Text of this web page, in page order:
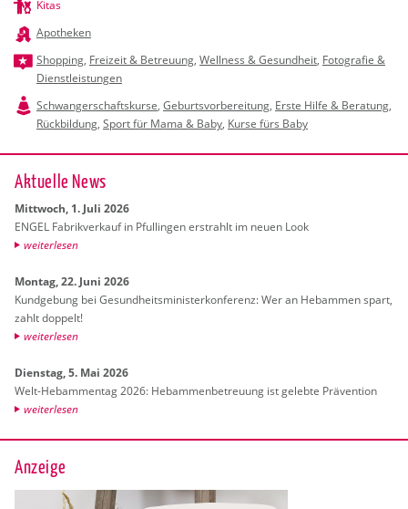
Kitas
Apotheken
Shopping, Freizeit & Betreuung, Wellness & Gesundheit, Fotografie &
Dienstleistungen
Schwangerschaftskurse, Geburtsvorbereitung, Erste Hilfe & Beratung,
Rückbildung, Sport für Mama & Baby, Kurse fürs Baby
Ak­tu­el­le News
Mitt­woch, 1. Juli 2026
ENGEL Fa­brik­ver­kauf in Pful­lin­gen er­strahlt im neuen Look
wei­ter­le­sen
Mon­tag, 22. Juni 2026
Kund­ge­bung bei Ge­sund­heits­mi­nis­ter­kon­fe­renz: Wer an Heb­am­men spart,
zahlt dop­pelt!
wei­ter­le­sen
Diens­tag, 5. Mai 2026
Welt-Heb­am­men­tag 2026: Heb­am­men­be­treu­ung ist ge­leb­te Prä­ven­ti­on
wei­ter­le­sen
Anzeige